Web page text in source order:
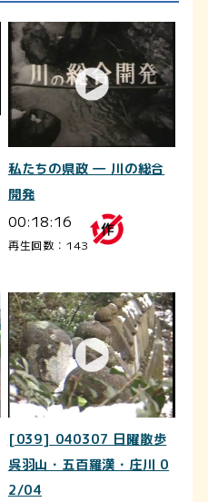
私たちの県政 ― 川の総合
開発
00:18:16
再生回数：143
[039] 040307 日曜散歩
呉羽山・五百羅漢・庄川 0
2/04